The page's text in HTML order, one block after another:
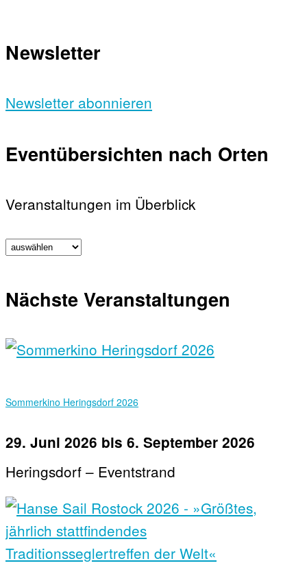
Newsletter
Newsletter abonnieren
Eventübersichten nach Orten
Veranstaltungen im Überblick
Nächste Veranstaltungen
Sommerkino Heringsdorf 2026
29. Juni 2026 bis 6. September 2026
Heringsdorf – Eventstrand